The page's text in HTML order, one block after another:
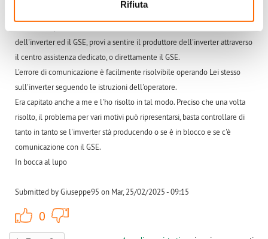
Rifiuta
dell'inverter ed il GSE, provi a sentire il produttore dell'inverter attraverso
il centro assistenza dedicato, o direttamente il GSE.
L'errore di comunicazione è facilmente risolvibile operando Lei stesso
sull'inverter seguendo le istruzioni dell'operatore.
Era capitato anche a me e l'ho risolto in tal modo. Preciso che una volta
risolto, il problema per vari motivi può ripresentarsi, basta controllare di
tanto in tanto se l'imverter stà producendo o se è in blocco e se c'è
comunicazione con il GSE.
In bocca al lupo
Submitted by Giuseppe95 on Mar, 25/02/2025 - 09:15
0